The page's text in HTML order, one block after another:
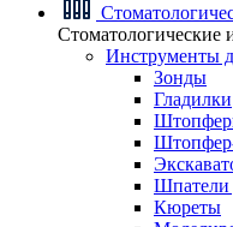
Стоматологические
Инструменты
Зонды
Гладилки
Шпатели
Кюреты